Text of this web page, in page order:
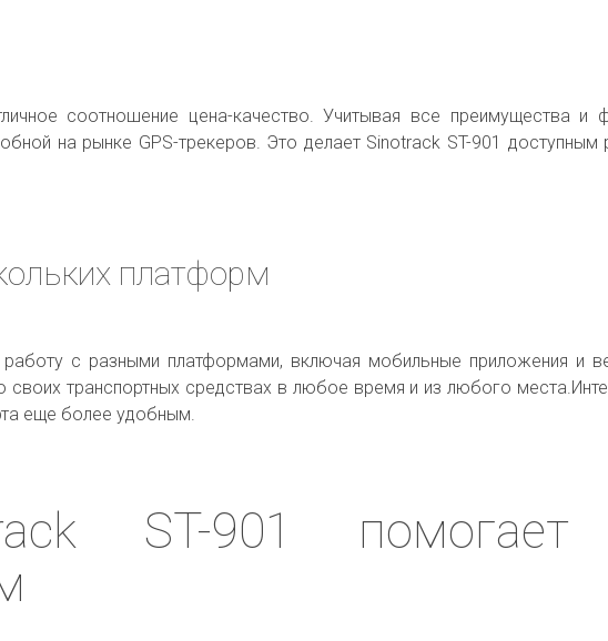
соотношение цена-качество. Учитывая все преимущества и
на рынке GPS-трекеров. Это делает Sinotrack ST-901
платформ
с разными платформами, включая мобильные приложения и
своих транспортных средствах в любое время и из любого
еще более удобным.
ST-901